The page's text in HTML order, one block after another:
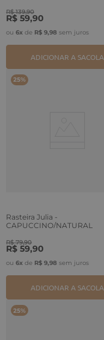
R$ 139,90
R$ 59,90
ou 6x de R$ 9,98 sem juros
ADICIONAR A SACOLA
25%
Rasteira Julia -
CAPUCCINO/NATURAL
R$ 79,90
R$ 59,90
ou 6x de R$ 9,98 sem juros
ADICIONAR A SACOLA
25%